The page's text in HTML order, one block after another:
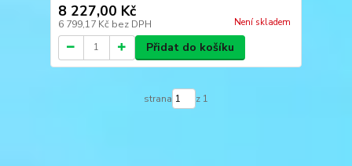
8 227,00 Kč
6 799,17 Kč bez DPH Není skladem
Přidat do košíku
strana z 1